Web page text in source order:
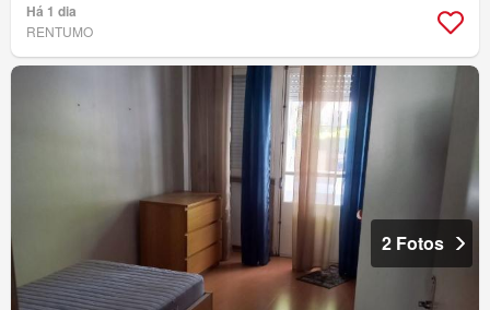
Há 1 dia
RENTUMO
2 Fotos